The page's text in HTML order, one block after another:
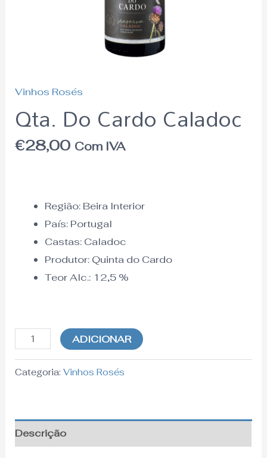
Vinhos Rosés
Qta. Do Cardo Caladoc
€28,00 Com IVA
Região:Beira Interior
País: Portugal
Castas: Caladoc
Produtor: Quinta do Cardo
Teor Alc.:12,5%
ADICIONAR
Categoria:Vinhos Rosés
Descrição